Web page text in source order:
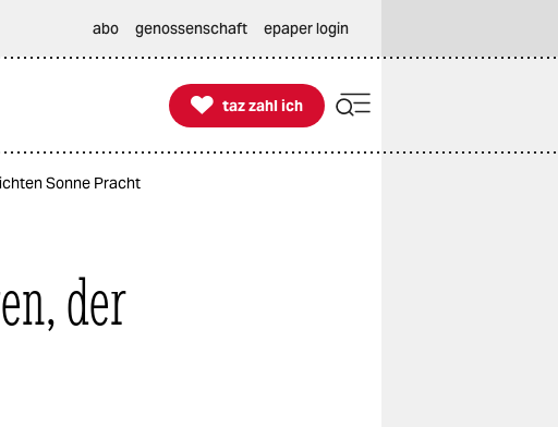
abo genossenschaft epaper login

taz zahl ich
taz zahl ich
Sonne Pracht
der